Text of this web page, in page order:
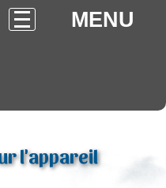
MENU
l'appareil